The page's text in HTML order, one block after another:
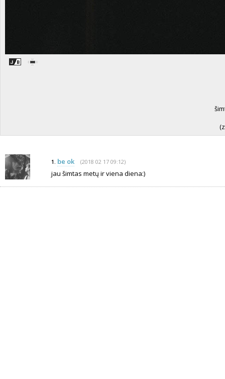
1. be ok (2018 02 17 09:12)
jau šimtas metų ir viena diena:)